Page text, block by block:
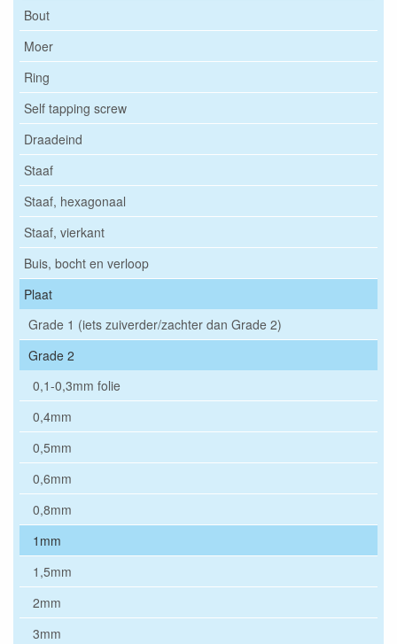
Bout
Moer
Ring
Self tapping screw
Draadeind
Staaf
Staaf, hexagonaal
Staaf, vierkant
Buis, bocht en verloop
Plaat
Grade 1 (iets zuiverder/zachter dan Grade 2)
Grade 2
0,1-0,3mm folie
0,4mm
0,5mm
0,6mm
0,8mm
1mm
1,5mm
2mm
3mm